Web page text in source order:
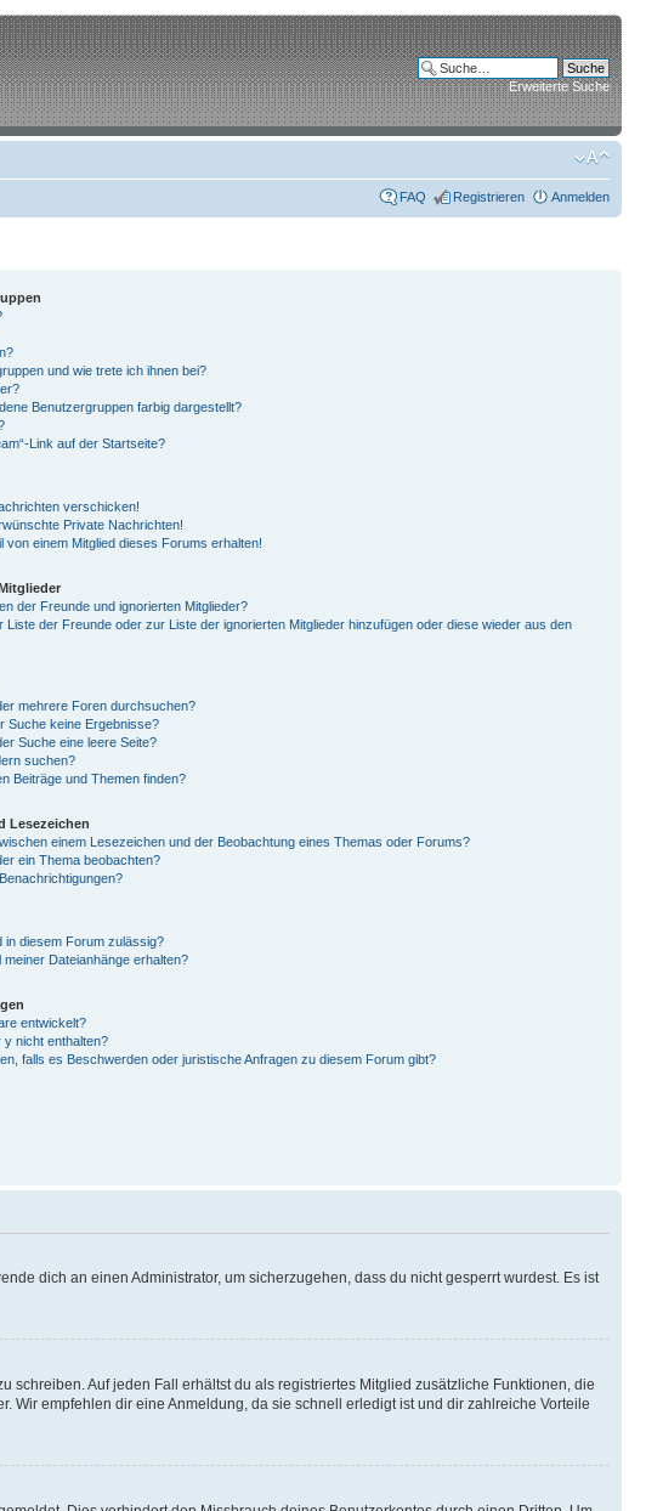
Erweiterte Suche
FAQ Registrieren Anmelden
und wie trete ich ihnen bei?
Benutzergruppen farbig dargestellt?
Link auf der Startseite?
verschicken!
Private Nachrichten!
von einem Mitglied dieses Forums erhalten!
der Freunde und ignorierten Mitglieder?
Liste der Freunde oder zur Liste der ignorierten Mitglieder hinzufügen oder diese wieder aus den
mehrere Foren durchsuchen?
Suche keine Ergebnisse?
Suche eine leere Seite?
suchen?
Beiträge und Themen finden?
Lesezeichen
einem Lesezeichen und der Beobachtung eines Themas oder Forums?
ein Thema beobachten?
in diesem Forum zulässig?
Dateianhänge erhalten?
entwickelt?
nicht enthalten?
falls es Beschwerden oder juristische Anfragen zu diesem Forum gibt?
dich an einen Administrator, um sicherzugehen, dass du nicht gesperrt wurdest. Es ist
Auf jeden Fall erhältst du als registriertes Mitglied zusätzliche Funktionen, die
Wir empfehlen dir eine Anmeldung, da sie schnell erledigt ist und dir zahlreiche Vorteile